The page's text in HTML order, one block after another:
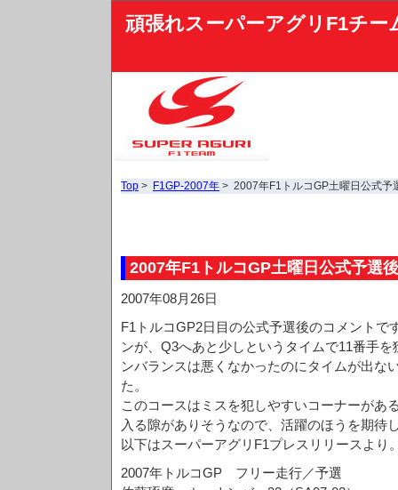
頑張れスーパーアグリF1チー
Top > F1GP-2007年 > 2007年F1トルコGP土曜日公式予
2007年F1トルコGP土曜日公式予選
2007年08月26日
F1トルコGP2日目の公式予選後のコメントで
ンが、Q3へあと少しというタイムで11番手
ンバランスは悪くなかったのにタイムが出な
た。
このコースはミスを犯しやすいコーナーがあ
入る隙がありそうなので、活躍のほうを期待
以下はスーパーアグリF1プレスリリースより
2007年トルコGP フリー走行／予選